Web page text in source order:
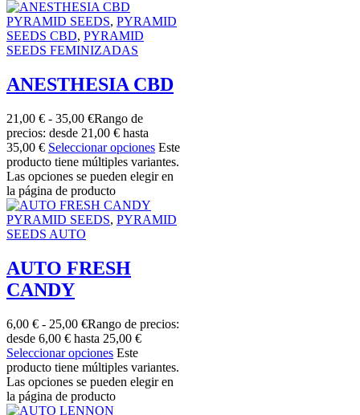
PYRAMID SEEDS, PYRAMID
SEEDS CBD, PYRAMID
SEEDS FEMINIZADAS
ANESTHESIA CBD
21,00 € - 35,00 €Rango de
precios: desde 21,00 € hasta
35,00 € Seleccionar opciones Este
producto tiene múltiples variantes.
Las opciones se pueden elegir en
la página de producto
PYRAMID SEEDS, PYRAMID
SEEDS AUTO
AUTO FRESH
CANDY
6,00 € - 25,00 €Rango de precios:
desde 6,00 € hasta 25,00 €
Seleccionar opciones Este
producto tiene múltiples variantes.
Las opciones se pueden elegir en
la página de producto